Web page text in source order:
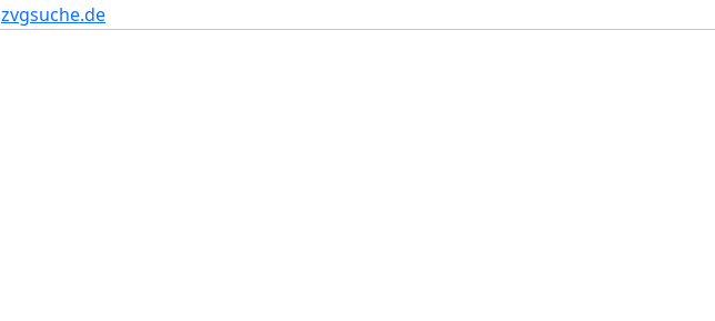
zvgsuche.de